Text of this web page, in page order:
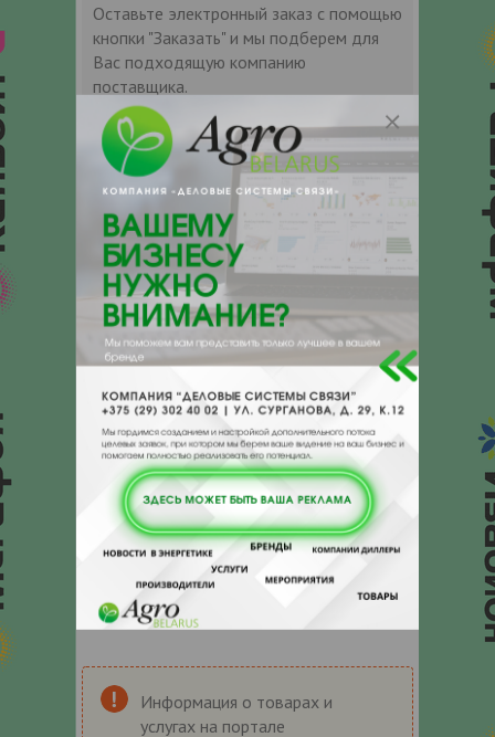
Оставьте электронный заказ с помощью
кнопки "Заказать" и мы подберем для
Вас подходящую компанию
поставщика.
Информация о товарах и
услугах на портале